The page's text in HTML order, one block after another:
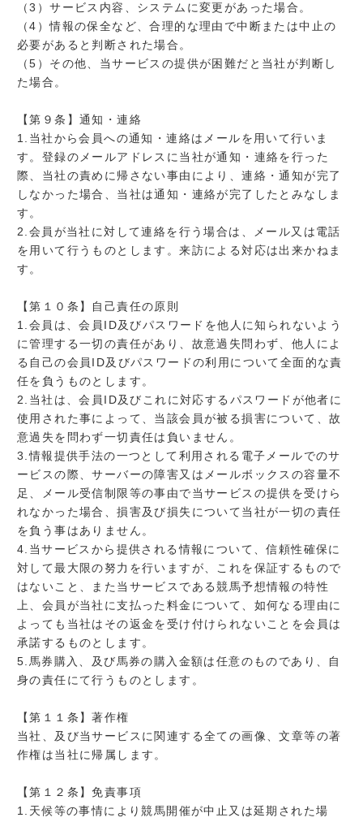
（3）サービス内容、システムに変更があった場合。
（4）情報の保全など、合理的な理由で中断または中止の
必要があると判断された場合。
（5）その他、当サービスの提供が困難だと当社が判断し
た場合。
【第９条】通知・連絡
1.当社から会員への通知・連絡はメールを用いて行いま
す。登録のメールアドレスに当社が通知・連絡を行った
際、当社の責めに帰さない事由により、連絡・通知が完了
しなかった場合、当社は通知・連絡が完了したとみなしま
す。
2.会員が当社に対して連絡を行う場合は、メール又は電話
を用いて行うものとします。来訪による対応は出来かねま
す。
【第１０条】自己責任の原則
1.会員は、会員ID及びパスワードを他人に知られないよう
に管理する一切の責任があり、故意過失問わず、他人によ
る自己の会員ID及びパスワードの利用について全面的な責
任を負うものとします。
2.当社は、会員ID及びこれに対応するパスワードが他者に
使用された事によって、当該会員が被る損害について、故
意過失を問わず一切責任は負いません。
3.情報提供手法の一つとして利用される電子メールでのサ
ービスの際、サーバーの障害又はメールボックスの容量不
足、メール受信制限等の事由で当サービスの提供を受けら
れなかった場合、損害及び損失について当社が一切の責任
を負う事はありません。
4.当サービスから提供される情報について、信頼性確保に
対して最大限の努力を行いますが、これを保証するもので
はないこと、また当サービスである競馬予想情報の特性
上、会員が当社に支払った料金について、如何なる理由に
よっても当社はその返金を受け付けられないことを会員は
承諾するものとします。
5.馬券購入、及び馬券の購入金額は任意のものであり、自
身の責任にて行うものとします。
【第１１条】著作権
当社、及び当サービスに関連する全ての画像、文章等の著
作権は当社に帰属します。
【第１２条】免責事項
1.天候等の事情により競馬開催が中止又は延期された場